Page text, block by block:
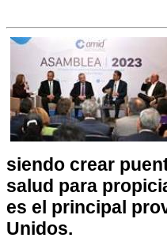
siendo crear
salud para
es el principal
Unidos.